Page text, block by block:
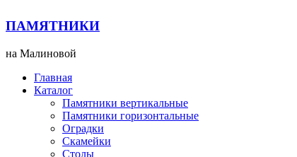
ПАМЯТНИКИ
на Малиновой
Главная
Каталог
Памятники вертикальные
Памятники горизонтальные
Оградки
Скамейки
Столы